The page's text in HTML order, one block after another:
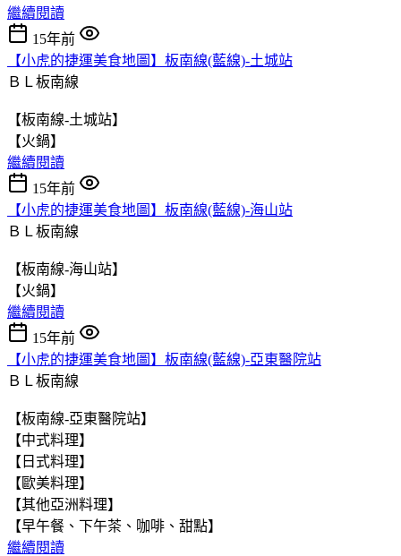
繼續閱讀
15年前
【小虎的捷運美食地圖】板南線(藍線)-土城站
ＢＬ板南線
【板南線-土城站】
【火鍋】
繼續閱讀
15年前
【小虎的捷運美食地圖】板南線(藍線)-海山站
ＢＬ板南線
【板南線-海山站】
【火鍋】
繼續閱讀
15年前
【小虎的捷運美食地圖】板南線(藍線)-亞東醫院站
ＢＬ板南線
【板南線-亞東醫院站】
【中式料理】
【日式料理】
【歐美料理】
【其他亞洲料理】
【早午餐、下午茶、咖啡、甜點】
繼續閱讀